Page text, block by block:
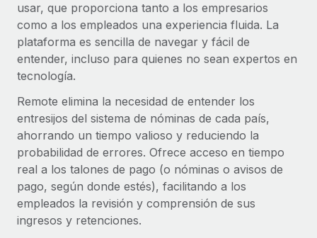
usar, que proporciona tanto a los empresarios
como a los empleados una experiencia fluida. La
plataforma es sencilla de navegar y fácil de
entender, incluso para quienes no sean expertos en
tecnología.
Remote elimina la necesidad de entender los
entresijos del sistema de nóminas de cada país,
ahorrando un tiempo valioso y reduciendo la
probabilidad de errores. Ofrece acceso en tiempo
real a los talones de pago (o nóminas o avisos de
pago, según donde estés), facilitando a los
empleados la revisión y comprensión de sus
ingresos y retenciones.